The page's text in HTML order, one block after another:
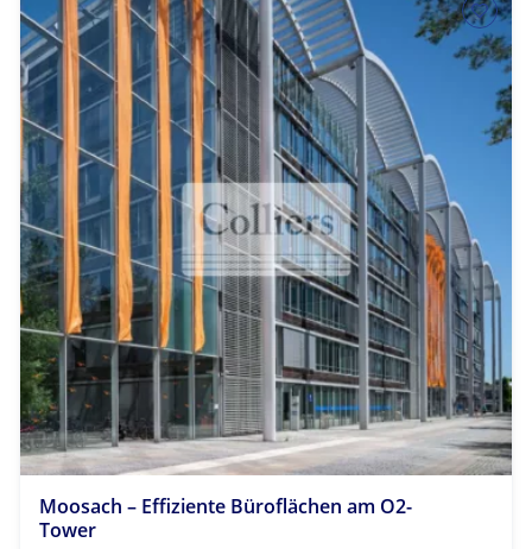
Moosach – Effiziente Büroflächen am O2-
Tower